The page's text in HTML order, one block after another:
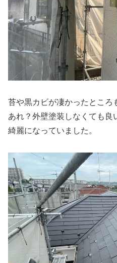
苔や黒カビが凄かったところ
あれ？外壁塗装しなくても良
綺麗になっていました。